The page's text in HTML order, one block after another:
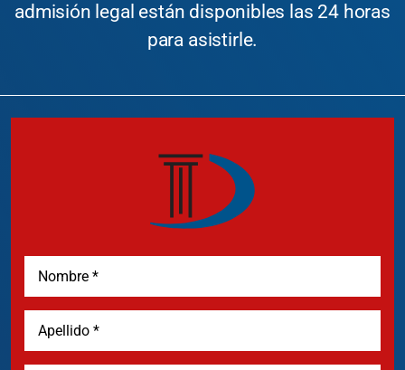
admisión legal están disponibles las 24 horas
para asistirle.